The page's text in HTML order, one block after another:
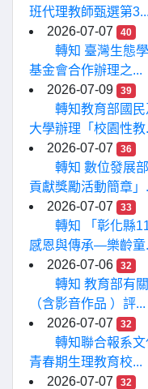
班代理教師甄選第3...
2026-07-07
40
轉知 臺灣生態
基金會合作辦理之...
2026-07-09
39
轉知教育部國
大學辦理「校園性教
2026-07-07
36
轉知 數位發展
貢獻獎勵活動簡章」
2026-07-07
33
轉知 「彰化縣
感恩與傳承—樂齡童
2026-07-06
32
轉知 教育部有
（含影音作品 ）評...
2026-07-07
32
轉知聯合報系
青春期生理教育校...
2026-07-07
32